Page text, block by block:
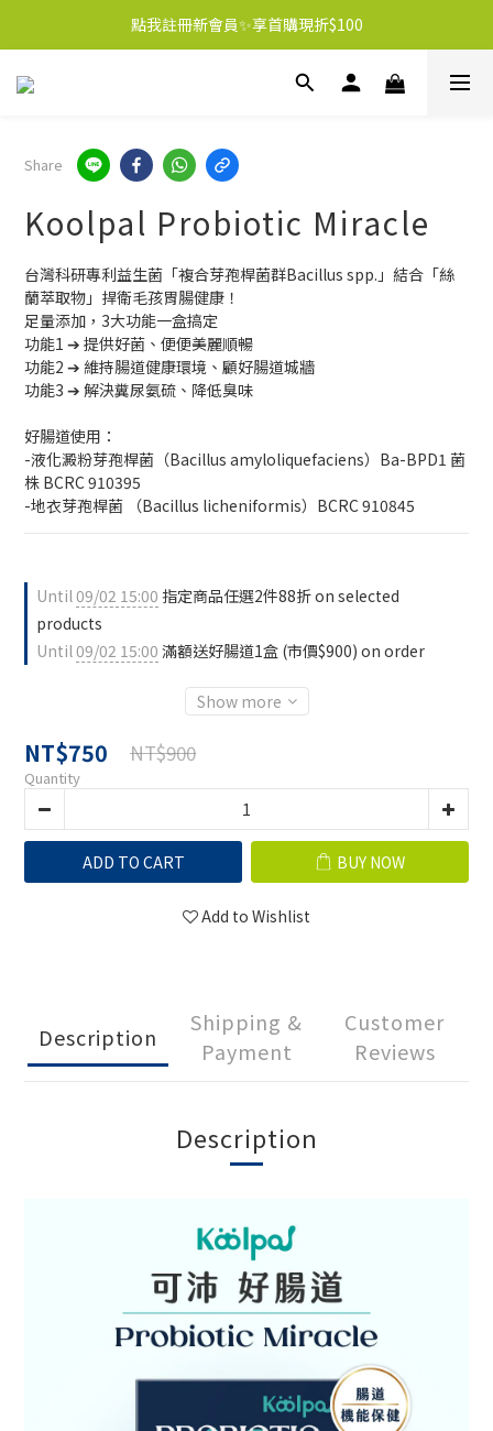
點我註冊新會員✨享首購現折$100
Share
Koolpal Probiotic Miracle
台灣科研專利益生菌「複合芽孢桿菌群Bacillus spp.」結合「絲
蘭萃取物」捍衛毛孩胃腸健康！
足量添加，3大功能一盒搞定
功能1 ➔ 提供好菌、便便美麗順暢
功能2 ➔ 維持腸道健康環境、顧好腸道城牆
功能3 ➔ 解決糞尿氨硫、降低臭味
好腸道使用：
-液化澱粉芽孢桿菌（Bacillus amyloliquefaciens）Ba-BPD1 菌
株 BCRC 910395
-地衣芽孢桿菌 （Bacillus licheniformis）BCRC 910845
Until09/02 15:00 指定商品任選2件88折 on selected
products
Until09/02 15:00 滿額送好腸道1盒 (市價$900) on order
Show more
NT$750 NT$900
Quantity
ADD TO CART BUY NOW
Add to Wishlist
Description
Shipping &
Payment
Customer
Reviews
Description